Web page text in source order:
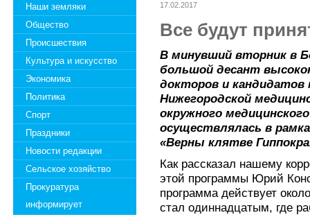
Наши земляки
Общество
Происшествия
Культура и искусство
Экономика
Политика
Спорт
Праздники
Новости редакции
Сельское хозяйство
Прокуратура
информирует
17.02.2017
Все будут
В минувший вторник в
большой десант
докторов и кандидатов
Нижегородской
окружного
осуществлялась в
«Верны клятве
Как рассказал нашему
этой программы Юрий
программа действует
стал одиннадцатым, где